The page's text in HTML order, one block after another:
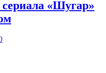
сериала «Шугар»